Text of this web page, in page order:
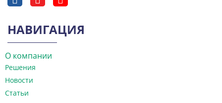
НАВИГАЦИЯ
О компании
Решения
Новости
Статьи